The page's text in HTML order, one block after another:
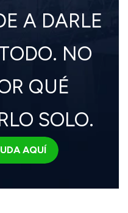
A DARLE
NO
QUÉ
SOLO.
AQUÍ